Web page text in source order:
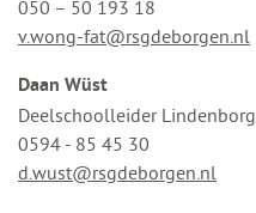
050 – 50 193 18
v.wong-fat@rsgdeborgen.nl
Daan Wüst
Deelschoolleider Lindenborg
0594 - 85 45 30
d.wust@rsgdeborgen.nl